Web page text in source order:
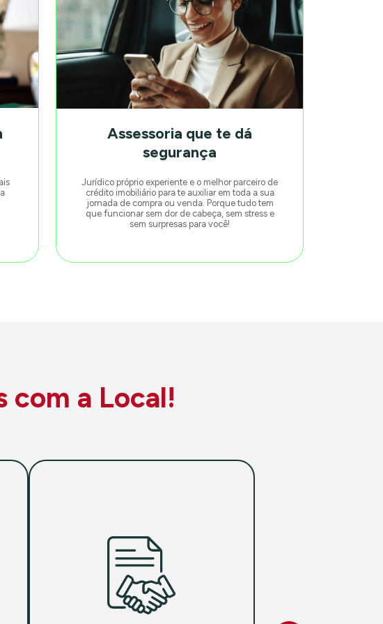
Assessoria que te dá
segurança
Jurídico próprio experiente e o melhor parceiro de
crédito imobiliário para te auxiliar em toda a sua
jornada de compra ou venda. Porque tudo tem
que funcionar sem dor de cabeça, sem stress e
sem surpresas para você!
com a Local!